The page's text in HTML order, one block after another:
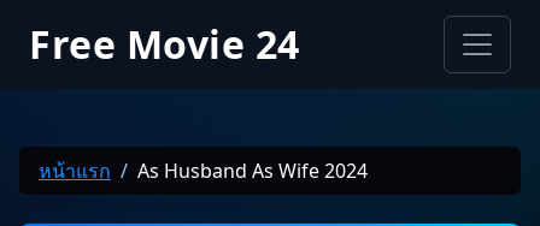
Free Movie 24
หน้าแรก As Husband As Wife 2024